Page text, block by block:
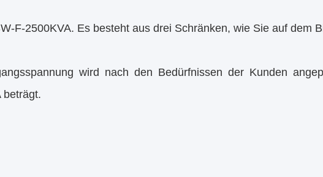
F-2500KVA. Es besteht aus drei Schränken, wie Sie auf dem
wird nach den Bedürfnissen der Kunden
beträgt.